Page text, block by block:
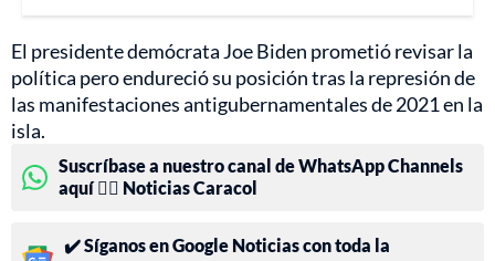
El presidente demócrata Joe Biden prometió revisar la
política pero endureció su posición tras la represión de
las manifestaciones antigubernamentales de 2021 en la
isla.
Suscríbase a nuestro canal de WhatsApp Channels
aquí 👉🏻 Noticias Caracol
✔️ Síganos en Google Noticias con toda la